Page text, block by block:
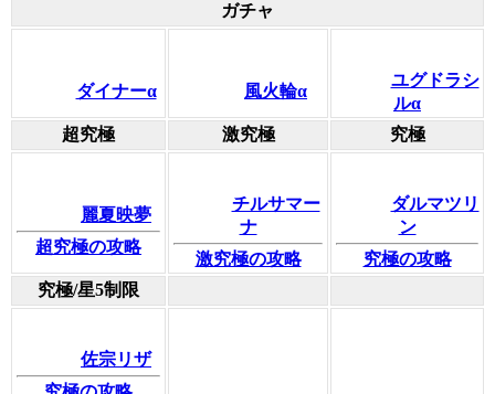
ガチャ
ダイナーα 風火輪α
ユグドラシ
ルα
超究極
激究極 究極
麗夏映夢
超究極の攻略
チルサマー
ナ
激究極の攻略
ダルマツリ
ン
究極の攻略
究極/星5制限
佐宗リザ